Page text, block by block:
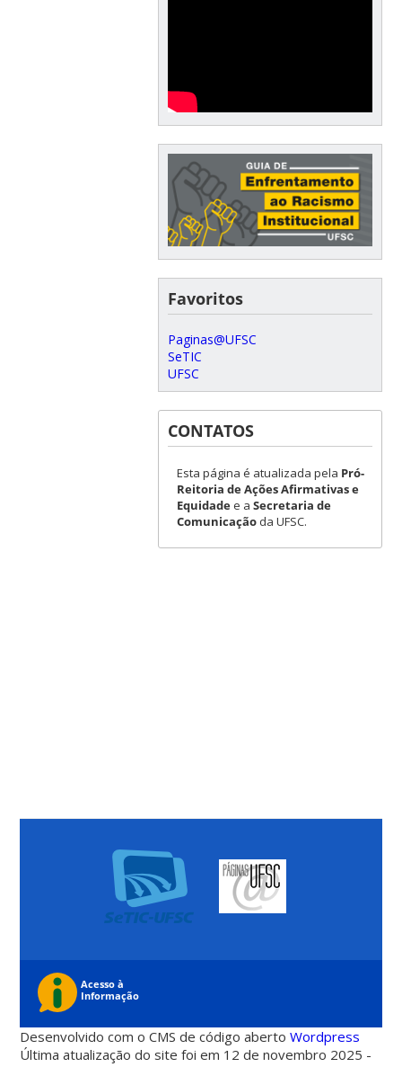
Favoritos
Paginas@UFSC
SeTIC
UFSC
CONTATOS
Esta página é atualizada pela Pró-
Reitoria de Ações Afirmativas e
Equidadee a Secretaria de
Comunicaçãoda UFSC.
Desenvolvido com o CMS de código abertoWordpress
Última atualização do site foi em 12 de novembro 2025 -